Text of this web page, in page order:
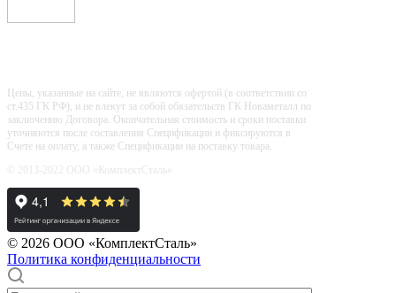
Цены, указанные на сайте, не являются офертой (в соответствии со
ст.435 ГК РФ), и не влекут за собой обязательств ГК Новаметалл по
заключению Договора. Окончательная стоимость и сроки поставки
уточняются после составления Спецификации и фиксируются в
Счете на оплату, а также Спецификации на поставку товара.
© 2013-2022 ООО «КомплектСталь»
© 2026 ООО «КомплектСталь»
Политика конфиденциальности